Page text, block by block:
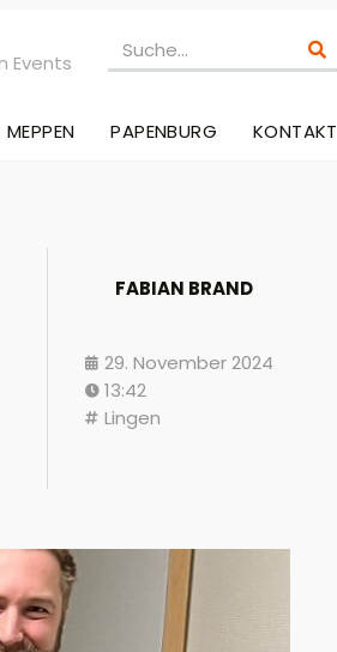
Events
MEPPEN PAPENBURG KONTAKT
FABIAN BRAND
29. November 2024
13:42
Lingen